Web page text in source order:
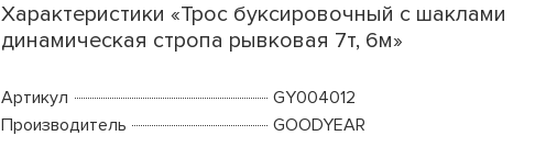
Характеристики «Трос буксировочный с шаклами
динамическая стропа рывковая 7т, 6м»
Артикул
GY004012
Производитель
GOODYEAR